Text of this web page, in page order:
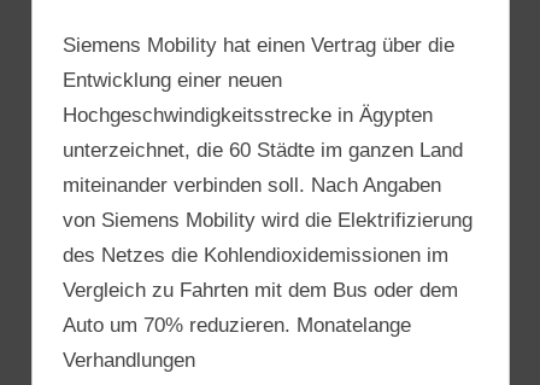
Siemens Mobility hat einen Vertrag über die
Entwicklung einer neuen
Hochgeschwindigkeitsstrecke in Ägypten
unterzeichnet, die 60 Städte im ganzen Land
miteinander verbinden soll. Nach Angaben
von Siemens Mobility wird die Elektrifizierung
des Netzes die Kohlendioxidemissionen im
Vergleich zu Fahrten mit dem Bus oder dem
Auto um 70% reduzieren. Monatelange
Verhandlungen